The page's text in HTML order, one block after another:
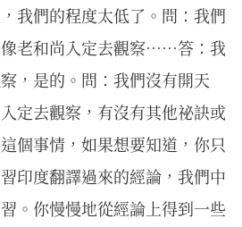
我們的程度太低了。問：我們
老和尚入定去觀察……答：我
，是的。問：我們沒有開天
定去觀察，有沒有其他祕訣或
個事情，如果想要知道，你只
印度翻譯過來的經論，我們中
。你慢慢地從經論上得到一些